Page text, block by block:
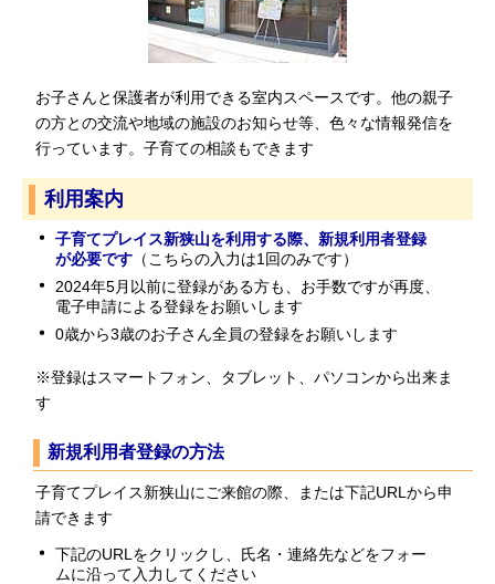
お子さんと保護者が利用できる室内スペースです。他の親子
の方との交流や地域の施設のお知らせ等、色々な情報発信を
行っています。子育ての相談もできます
利用案内
子育てプレイス新狭山を利用する際、新規利用者登録
が必要です （こちらの入力は1回のみです）
2024年5月以前に登録がある方も、お手数ですが再度、
電子申請による登録をお願いします
0歳から3歳のお子さん全員の登録をお願いします
※登録はスマートフォン、タブレット、パソコンから出来ま
す
新規利用者登録の方法
子育てプレイス新狭山にご来館の際、または下記URLから申
請できます
下記のURLをクリックし、氏名・連絡先などをフォー
ムに沿って入力してください